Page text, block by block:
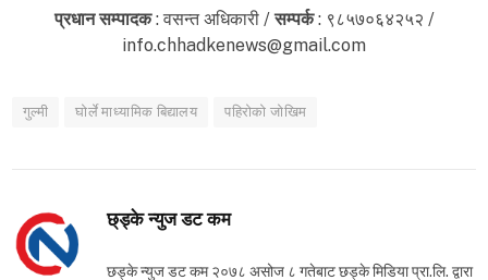
प्रधान सम्पादक: वसन्त अधिकारी /सम्पर्क: ९८५७०६४२५२ /
info.chhadkenews@gmail.com
गुल्मी घोर्ले माध्यामिक बिद्यालय पहिरोको जोखिम
छ्ड्के न्युज डट कम
छड्के न्युज डट कम २०७८ असोज ८ गतेबाट छड्के मिडिया प्रा.लि. द्वारा